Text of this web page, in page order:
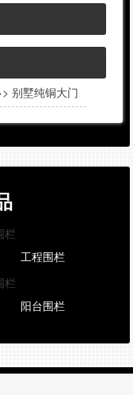
别墅纯铜大门
工程围栏
阳台围栏